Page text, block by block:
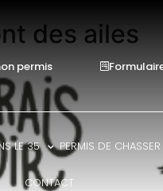
permis
LE 35 PERMIS DE CHASSER
CONTACT
des ailes